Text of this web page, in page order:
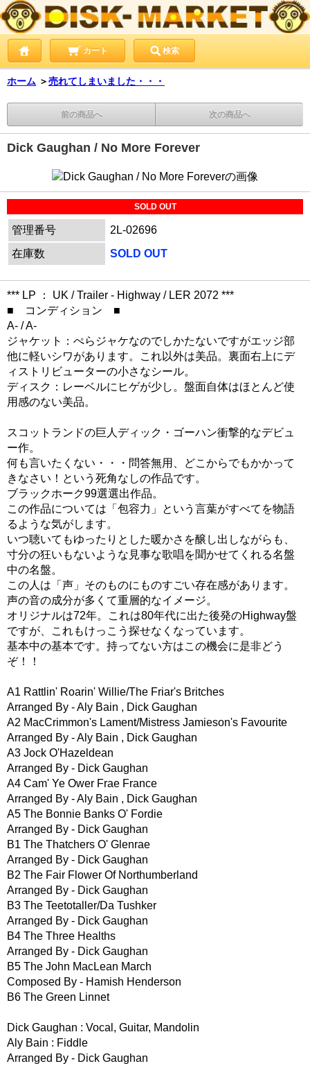
カート 検索
ホーム ＞売れてしまいました・・・
前の商品へ 次の商品へ
Dick Gaughan / No More Forever
SOLD OUT
管理番号
2L-02696
在庫数
SOLD OUT
*** LP ： UK / Trailer - Highway / LER 2072 ***
■ コンディション ■
A- / A-
ジャケット：ぺらジャケなのでしかたないですがエッジ部
他に軽いシワがあります。これ以外は美品。裏面右上にデ
ィストリビューターの小さなシール。
ディスク：レーベルにヒゲが少し。盤面自体はほとんど使
用感のない美品。
スコットランドの巨人ディック・ゴーハン衝撃的なデビュ
ー作。
何も言いたくない・・・問答無用、どこからでもかかって
きなさい！という死角なしの作品です。
ブラックホーク99選選出作品。
この作品については「包容力」という言葉がすべてを物語
るような気がします。
いつ聴いてもゆったりとした暖かさを醸し出しながらも、
寸分の狂いもないような見事な歌唱を聞かせてくれる名盤
中の名盤。
この人は「声」そのものにものすごい存在感があります。
声の音の成分が多くて重層的なイメージ。
オリジナルは72年。これは80年代に出た後発のHighway盤
ですが、これもけっこう探せなくなっています。
基本中の基本です。持ってない方はこの機会に是非どう
ぞ！！
A1 Rattlin' Roarin' Willie/The Friar's Britches
Arranged By - Aly Bain , Dick Gaughan
A2 MacCrimmon's Lament/Mistress Jamieson's Favourite
Arranged By - Aly Bain , Dick Gaughan
A3 Jock O'Hazeldean
Arranged By - Dick Gaughan
A4 Cam' Ye Ower Frae France
Arranged By - Aly Bain , Dick Gaughan
A5 The Bonnie Banks O' Fordie
Arranged By - Dick Gaughan
B1 The Thatchers O' Glenrae
Arranged By - Dick Gaughan
B2 The Fair Flower Of Northumberland
Arranged By - Dick Gaughan
B3 The Teetotaller/Da Tushker
Arranged By - Dick Gaughan
B4 The Three Healths
Arranged By - Dick Gaughan
B5 The John MacLean March
Composed By - Hamish Henderson
B6 The Green Linnet
Dick Gaughan : Vocal, Guitar, Mandolin
Aly Bain : Fiddle
Arranged By - Dick Gaughan